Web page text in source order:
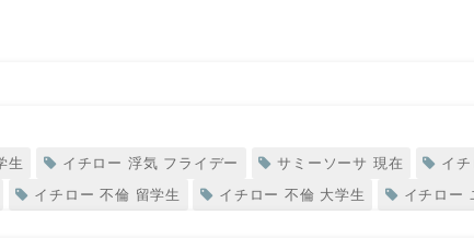
生 イチロー 浮気 フライデー サミーソーサ 現在 イ
イチロー 不倫 留学生 イチロー 不倫 大学生 イチロー